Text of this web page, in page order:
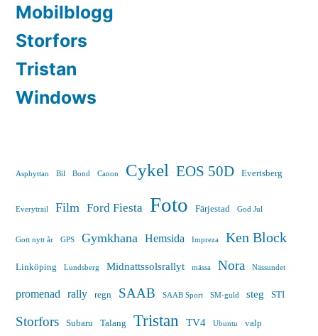
Mobilblogg
Storfors
Tristan
Windows
Asphyttan Bil Bond Canon Cykel EOS 50D Evertsberg
Everytrail Film Ford Fiesta Foto Färjestad God Jul
Gott nytt år GPS Gymkhana Hemsida Impreza Ken Block
Linköping Lundsberg Midnattssolsrallyt mässa Nora Nässundet
promenad rally regn SAAB SAAB Sport SM-guld steg STI
Storfors Subaru Talang Tristan TV4 Ubuntu valp